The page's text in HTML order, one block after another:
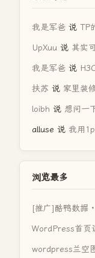
我是军爸 说 TP
UpXuu 说 其实
我是军爸 说
扶苏 说 家里装
loibh 说 想问一
alluse 说 我用
浏览最多
[推广]酷鸭数据
WordPress首页
wordpress兰空